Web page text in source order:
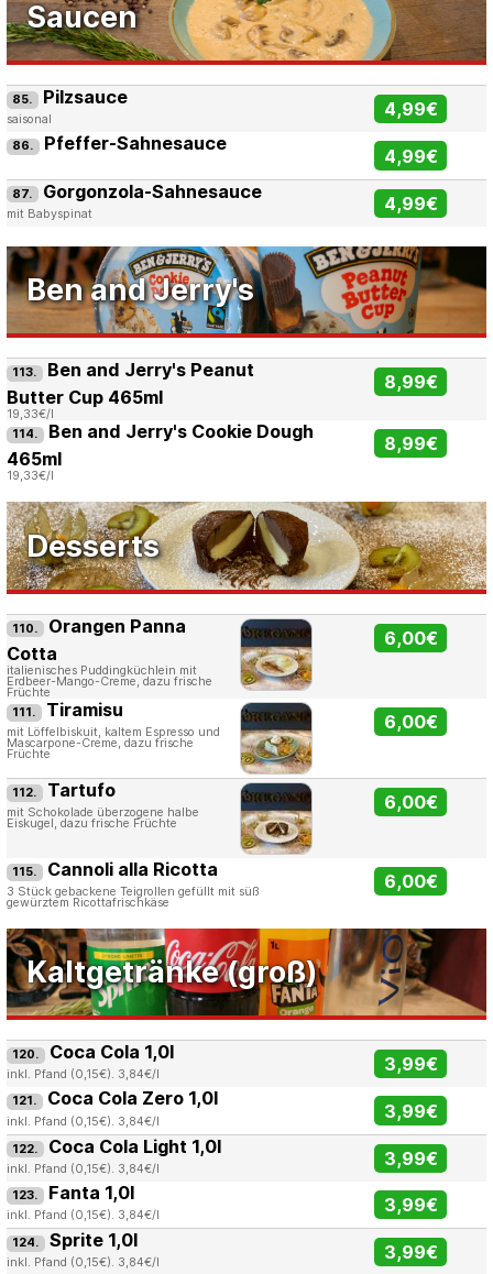
Saucen
85. Pilzsauce
saisonal 4,99€
86. Pfeffer-Sahnesauce
4,99€
87. Gorgonzola-Sahnesauce
mit Babyspinat 4,99€
Ben and Jerry's
113. Ben and Jerry's Peanut
Butter Cup 465ml
19,33€/l
8,99€
114. Ben and Jerry's Cookie Dough
465ml
19,33€/l
8,99€
Desserts
110. Orangen Panna
Cotta
italienisches Puddingküchlein mit
Erdbeer-Mango-Creme, dazu frische
Früchte
6,00€
111. Tiramisu
mit Löffelbiskuit, kaltem Espresso und
Mascarpone-Creme, dazu frische
Früchte
6,00€
112. Tartufo
mit Schokolade überzogene halbe
Eiskugel, dazu frische Früchte
6,00€
115. Cannoli alla Ricotta
3 Stück gebackene Teigrollen gefüllt mit süß
gewürztem Ricottafrischkäse
6,00€
Kaltgetränke (groß)
120. Coca Cola 1,0l
inkl. Pfand (0,15€). 3,84€/l 3,99€
121. Coca Cola Zero 1,0l
inkl. Pfand (0,15€). 3,84€/l 3,99€
122. Coca Cola Light 1,0l
inkl. Pfand (0,15€). 3,84€/l 3,99€
123. Fanta 1,0l
inkl. Pfand (0,15€). 3,84€/l 3,99€
124. Sprite 1,0l
inkl. Pfand (0,15€). 3,84€/l 3,99€